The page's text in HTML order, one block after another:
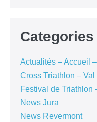
Categories
Actualités – Accueil
Cross Triathlon –
Festival de Triathlon
News Jura
News Revermont